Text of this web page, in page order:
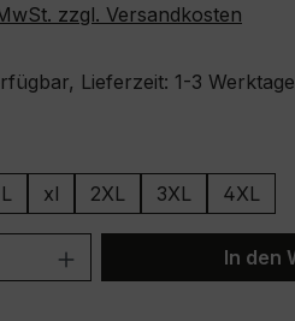
zzgl. Versandkosten
Lieferzeit: 1-3 Werktage
L xl 2XL 3XL 4XL
Anzahl: Gib denIn den